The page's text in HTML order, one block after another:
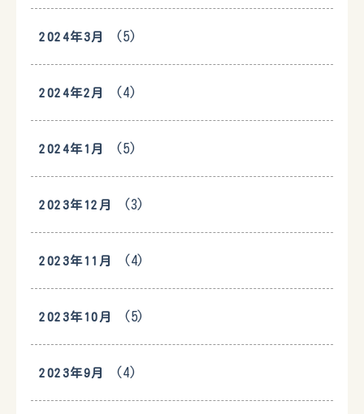
2024年3月 (5)
2024年2月 (4)
2024年1月 (5)
2023年12月 (3)
2023年11月 (4)
2023年10月 (5)
2023年9月 (4)